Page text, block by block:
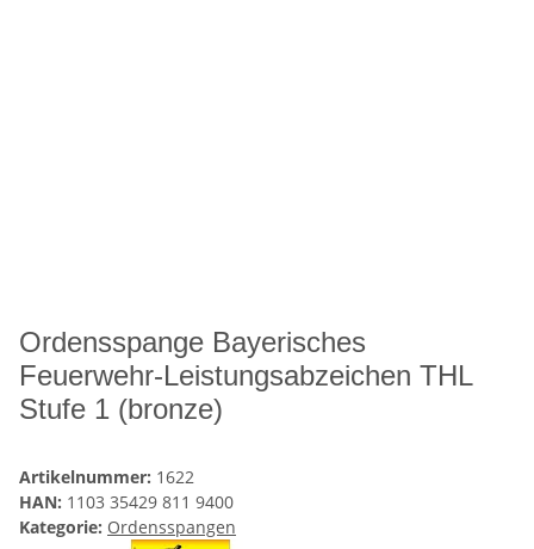
Ordensspange Bayerisches
Feuerwehr-Leistungsabzeichen THL
Stufe 1 (bronze)
Artikelnummer: 1622
HAN: 1103 35429 811 9400
Kategorie: Ordensspangen